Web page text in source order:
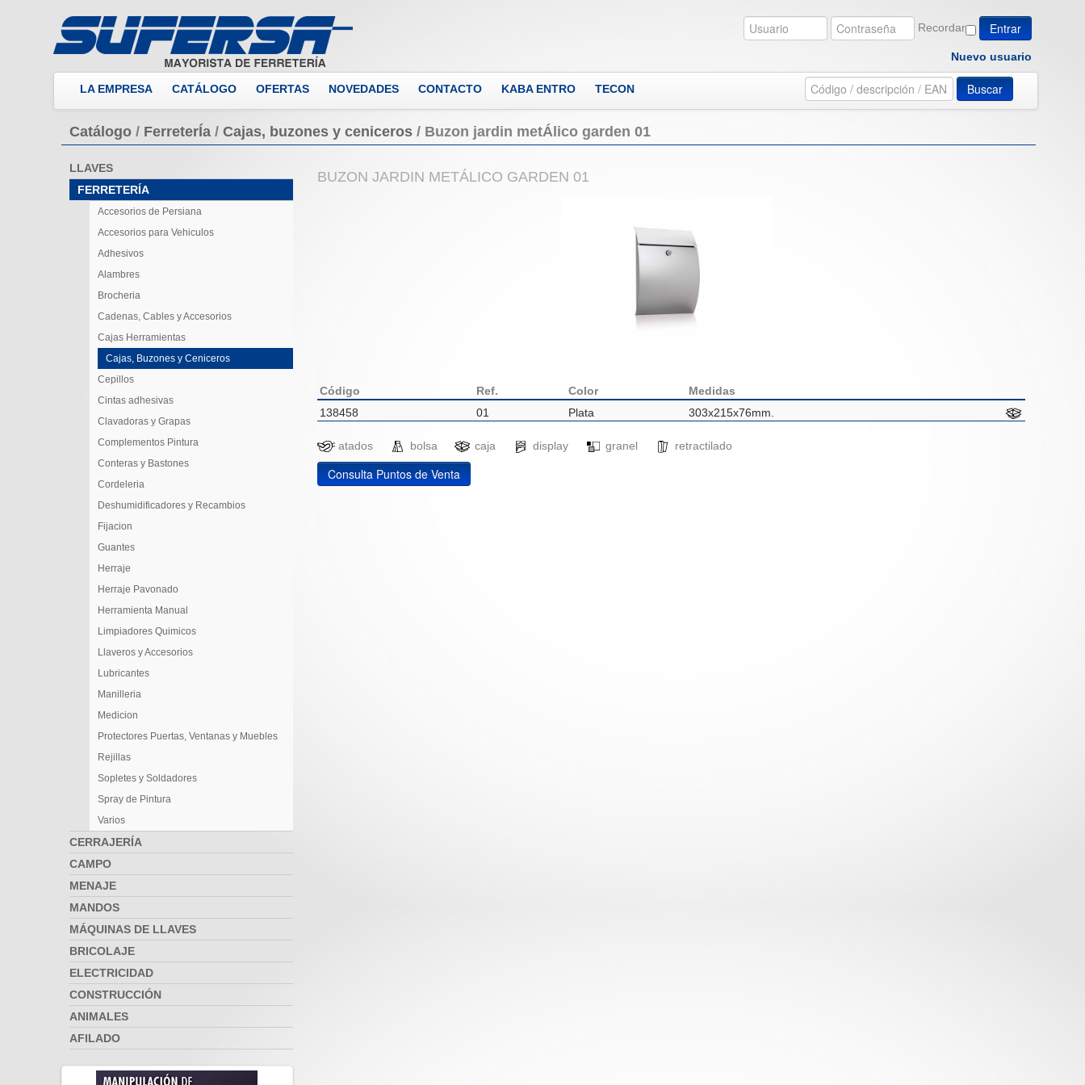
Recordar
Nuevo usuario
LA EMPRESA CATÁLOGO OFERTAS NOVEDADES CONTACTO KABA ENTRO TECON Buscar
Catálogo / FerreterÍa / Cajas, buzones y ceniceros / Buzon jardin metÁlico garden 01
LLAVES
FERRETERÍA
Accesorios de Persiana
Accesorios para Vehiculos
Adhesivos
Alambres
Brocheria
Cadenas, Cables y Accesorios
Cajas Herramientas
Cajas, Buzones y Ceniceros
Cepillos
Cintas adhesivas
Clavadoras y Grapas
Complementos Pintura
Conteras y Bastones
Cordeleria
Deshumidificadores y Recambios
Fijacion
Guantes
Herraje
Herraje Pavonado
Herramienta Manual
Limpiadores Quimicos
Llaveros y Accesorios
Lubricantes
Manilleria
Medicion
Protectores Puertas, Ventanas y Muebles
Rejillas
Sopletes y Soldadores
Spray de Pintura
Varios
CERRAJERÍA
CAMPO
MENAJE
MANDOS
MÁQUINAS DE LLAVES
BRICOLAJE
ELECTRICIDAD
CONSTRUCCIÓN
ANIMALES
AFILADO
BUZON JARDIN METÁLICO GARDEN 01
Código Ref. Color
Medidas
138458
01 Plata 303x215x76mm.
atados bolsa caja display granel retractilado
Consulta Puntos de Venta